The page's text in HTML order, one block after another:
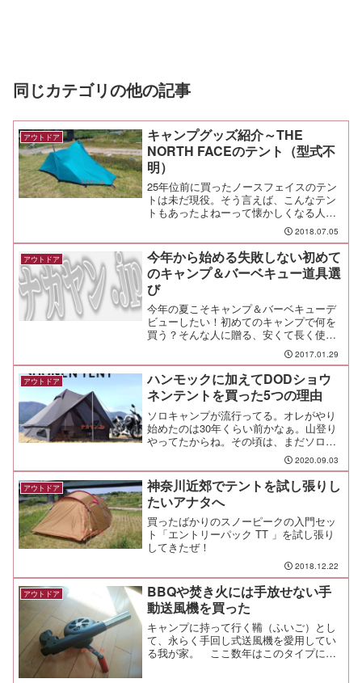
同じカテゴリの他の記事
アウトドア
キャンプグッズ紹介～THE
NORTH FACEのテント（型式不
明）
25年位前に買ったノースフェイスのテン
トは未だ現役。そう言えば、こんなテン
トもあったよねーって懐かしくなる人
2018.07.05
アウトドア
今年から始める失敗しない初めて
のキャンプ＆バーベキュー道具選
び
今年の夏こそキャンプ＆バーベキューデ
ビューしたい！初めてのキャンプで何を
買う？そんな人に贈る、安くて長く使え
2017.01.29
アウトドア
ハンモックに加えてDODショウ
ネンテントを買った5つの理由
ソロキャンプが流行ってる。オレがやり
始めたのは30年くらい前かなぁ。山登り
やってたからね。その頃は、まだソロ用
のテントなんて選択肢も少なくてね。
REIという海外通販でソロテントを買っ
たんだ。海外に本物のエアメールを送っ
て、カタログを取り寄せ...
2020.09.03
アウトドア
神奈川近郊でテントを試し張りし
たいアナタへ
買ったばかりのスノーピークの入門セッ
ト「エントリーパック TT 」を試し張り
してきたぜ！
2018.12.22
アウトドア
BBQや焚き火には手放せない手
動送風機を買った
キャンプに持って行く鞴（ふいご）とし
て、永らく手回し式送風機を愛用してい
る我が家。 ここ数年はこのタイプに取